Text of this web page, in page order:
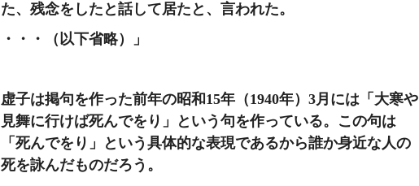
た、残念をしたと話して居たと、言われた。
・・・（以下省略）」
虚子は掲句を作った前年の昭和15年（1940年）3月には「大寒や
見舞に行けば死んでをり」という句を作っている。この句は
「死んでをり」という具体的な表現であるから誰か身近な人の
死を詠んだものだろう。